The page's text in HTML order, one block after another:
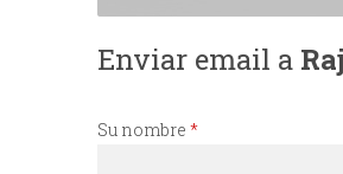
I
N
C
Enviar email a
Su nombre *